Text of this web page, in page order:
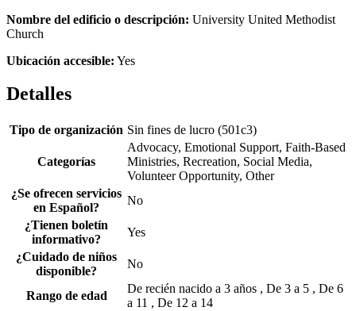
Nombre del edificio o descripción: University United Methodist
Church
Ubicación accesible: Yes
Detalles
Tipo de organización Sin fines de lucro (501c3)
Categorías
Advocacy, Emotional Support, Faith-Based
Ministries, Recreation, Social Media,
Volunteer Opportunity, Other
¿Se ofrecen servicios
en Español?
No
¿Tienen boletín
informativo?
Yes
¿Cuidado de niños
disponible?
No
Rango de edad
De recién nacido a 3 años , De 3 a 5 , De 6
a 11 , De 12 a 14